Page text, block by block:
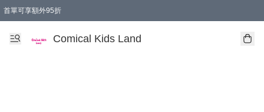
首單可享額外95折
Comical Kids Land